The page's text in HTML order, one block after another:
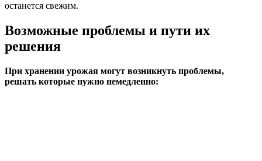
останется свежим.
Возможные проблемы и пути их
решения
При хранении урожая могут возникнуть проблемы,
решать которые нужно немедленно: